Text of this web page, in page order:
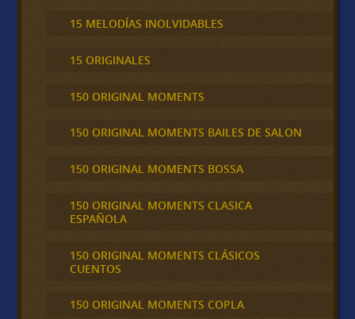
15 MELODÍAS INOLVIDABLES
15 ORIGINALES
150 ORIGINAL MOMENTS
150 ORIGINAL MOMENTS BAILES DE SALON
150 ORIGINAL MOMENTS BOSSA
150 ORIGINAL MOMENTS CLASICA
ESPAÑOLA
150 ORIGINAL MOMENTS CLÁSICOS
CUENTOS
150 ORIGINAL MOMENTS COPLA